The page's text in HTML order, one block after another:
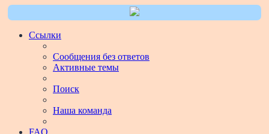
Ссылки
Сообщения без ответов
Активные темы
Поиск
Наша команда
FAQ